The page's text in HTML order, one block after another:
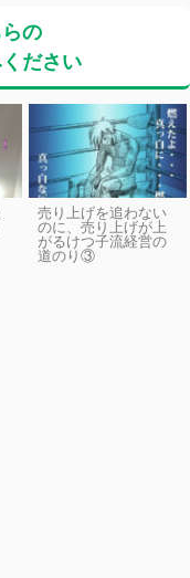
の
ださい
売り上げを追わない
のに、売り上げが上
がるけつ子流経営の
道のり③